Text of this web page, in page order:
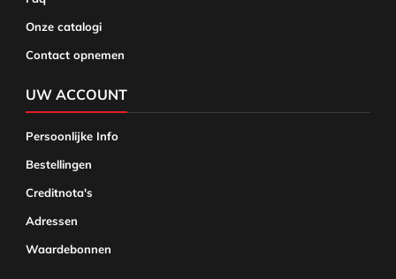
Onze catalogi
Contact opnemen
UW ACCOUNT
Persoonlijke Info
Bestellingen
Creditnota's
Adressen
Waardebonnen